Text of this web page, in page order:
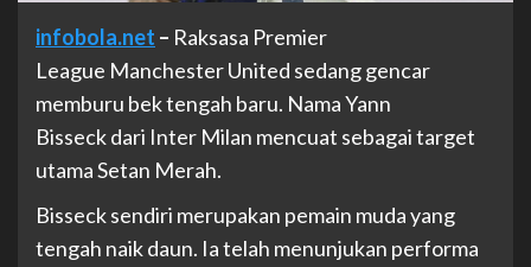
infobola.net – Raksasa Premier
League Manchester United sedang gencar
memburu bek tengah baru. Nama Yann
Bisseck dari Inter Milan mencuat sebagai target
utama Setan Merah.
Bisseck sendiri merupakan pemain muda yang
tengah naik daun. Ia telah menunjukan performa